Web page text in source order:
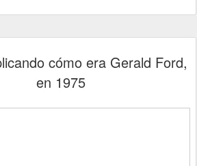
cómo era Gerald Ford,
en 1975